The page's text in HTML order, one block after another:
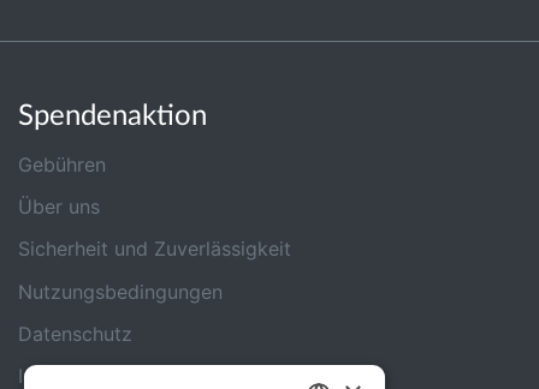
Spendenaktion
Gebühren
Über uns
Sicherheit und Zuverlässigkeit
Nutzungsbedingungen
Datenschutz
Impressum